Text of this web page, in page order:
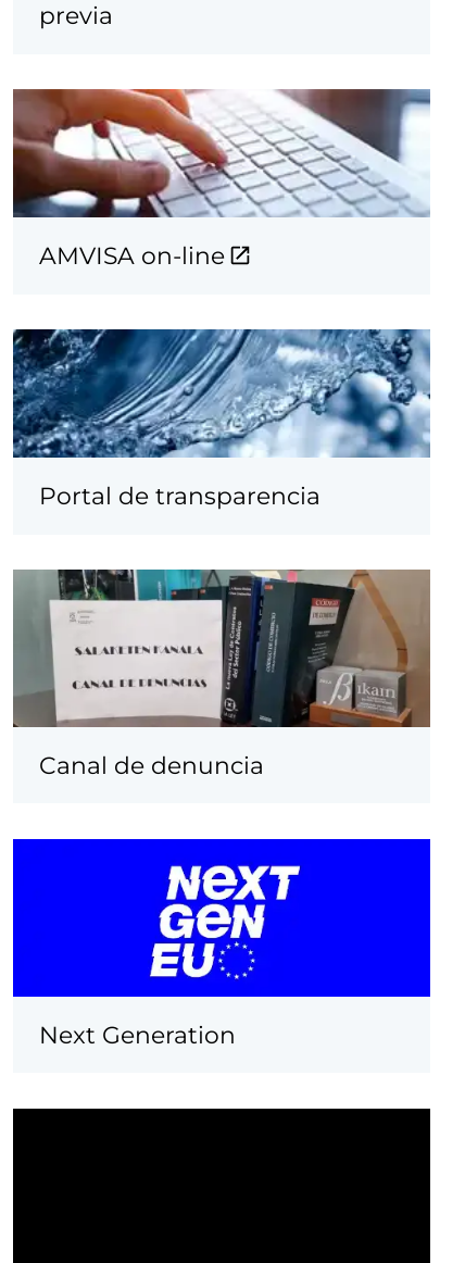
previa
AMVISA on-line
Portal de transparencia
Canal de denuncia
Next Generation